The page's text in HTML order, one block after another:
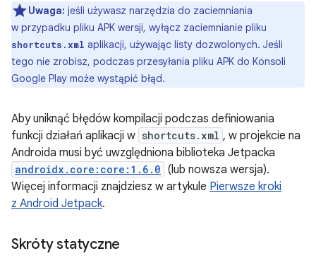
Uwaga: jeśli używasz narzędzia do zaciemniania
w przypadku pliku APK wersji, wyłącz zaciemnianie pliku
shortcuts.xml aplikacji, używając listy dozwolonych. Jeśli
tego nie zrobisz, podczas przesyłania pliku APK do Konsoli
Google Play może wystąpić błąd.
Aby uniknąć błędów kompilacji podczas definiowania
funkcji działań aplikacji w shortcuts.xml , w projekcie na
Androida musi być uwzględniona biblioteka Jetpacka
androidx.core:core:1.6.0 (lub nowsza wersja).
Więcej informacji znajdziesz w artykule Pierwsze kroki
z Android Jetpack.
Skróty statyczne